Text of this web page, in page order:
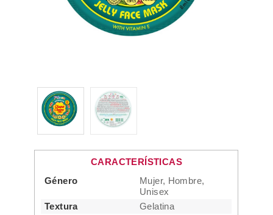
CARACTERÍSTICAS
Género
Mujer, Hombre,
Unisex
Textura
Gelatina